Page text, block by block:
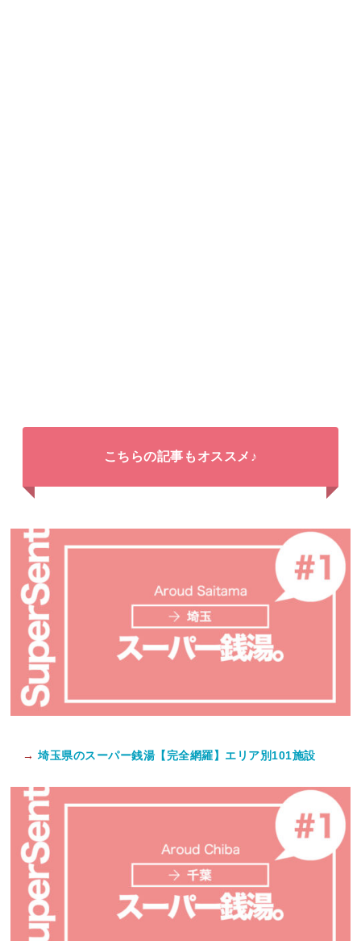
こちらの記事もオススメ♪
→ 埼玉県のスーパー銭湯【完全網羅】エリア別101施設